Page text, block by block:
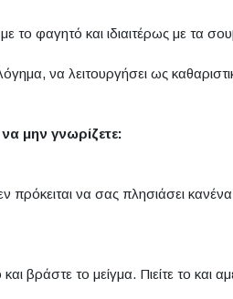
το φαγητό και ιδιαιτέρως με τα
να λειτουργήσει ως
μην γνωρίζετε:
πρόκειται να σας πλησιάσει
βράστε το μείγμα. Πιείτε το και